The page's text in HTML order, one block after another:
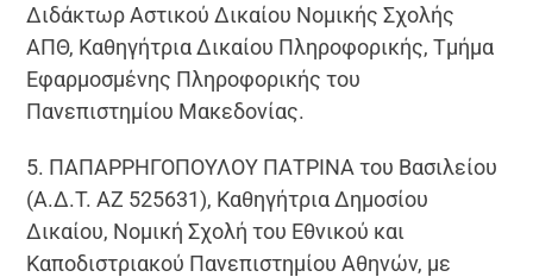
Διδάκτωρ Αστικού Δικαίου Νομικής Σχολής
ΑΠΘ, Καθηγήτρια Δικαίου Πληροφορικής, Τμήμα
Εφαρμοσμένης Πληροφορικής του
Πανεπιστημίου Μακεδονίας.
5. ΠΑΠΑΡΡΗΓΟΠΟΥΛΟΥ ΠΑΤΡΙΝΑ του Βασιλείου
(Α.Δ.Τ. ΑΖ 525631), Καθηγήτρια Δημοσίου
Δικαίου, Νομική Σχολή του Εθνικού και
Καποδιστριακού Πανεπιστημίου Αθηνών, με